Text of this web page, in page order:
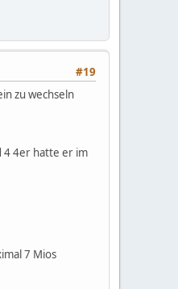
#19
zu wechseln
4 4er hatte er im
7 Mios